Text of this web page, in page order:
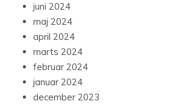
juni 2024
maj 2024
april 2024
marts 2024
februar 2024
januar 2024
december 2023